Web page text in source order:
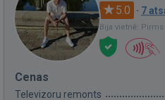
5.0 · 7
Bija vietnē:
Cenas
Televizoru remonts